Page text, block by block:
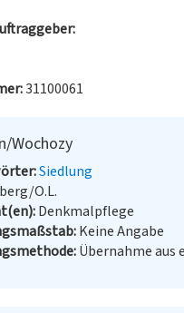
31100061
Wochozy
Siedlung
O.L.
Denkmalpflege
Keine Angabe
Übernahme aus